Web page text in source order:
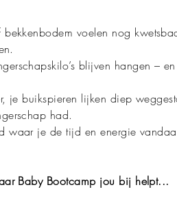
bekkenbodem voelen nog
blijven hangen –
je buikspieren lijken diep
had.
waar je de tijd en energie
Baby Bootcamp jou bij helpt...